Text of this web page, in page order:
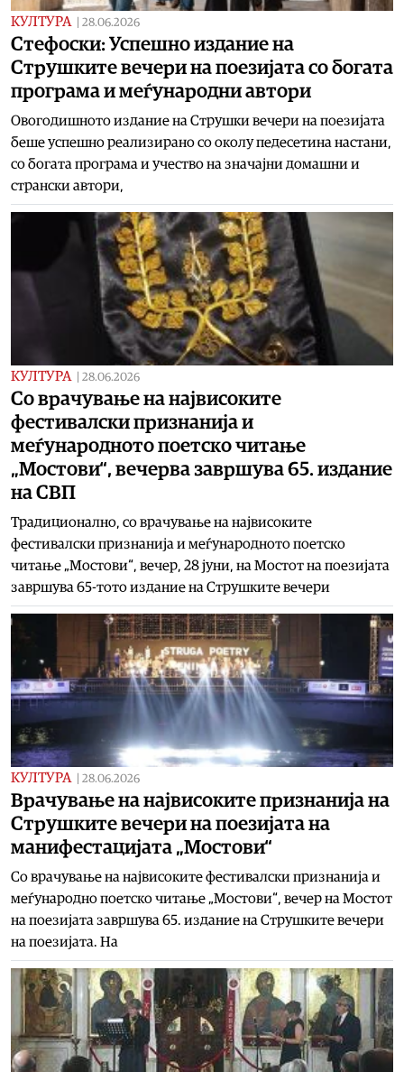
КУЛТУРА 28.06.2026
Стефоски: Успешно издание на
Струшките вечери на поезијата со богата
програма и меѓународни автори
Овогодишното издание на Струшки вечери на поезијата
беше успешно реализирано со околу педесетина настани,
со богата програма и учество на значајни домашни и
странски автори,
КУЛТУРА 28.06.2026
Со врачување на највисоките
фестивалски признанија и
меѓународното поетско читање
„Мостови“, вечерва завршува 65. издание
на СВП
Традиционално, со врачување на највисоките
фестивалски признанија и меѓународното поетско
читање „Мостови“, вечер, 28 јуни, на Мостот на поезијата
завршува 65-тото издание на Струшките вечери
КУЛТУРА 28.06.2026
Врачување на највисоките признанија на
Струшките вечери на поезијата на
манифестацијата „Мостови“
Со врачување на највисоките фестивалски признанија и
меѓународно поетско читање „Мостови“, вечер на Мостот
на поезијата завршува 65. издание на Струшките вечери
на поезијата. На